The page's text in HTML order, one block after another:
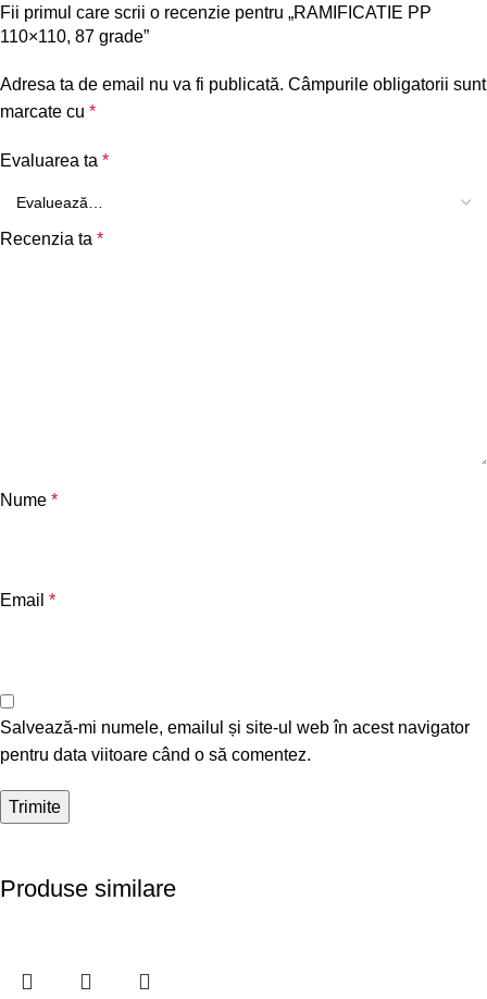
Fii primul care scrii o recenzie pentru „RAMIFICATIE PP
110×110, 87 grade”
Adresa ta de email nu va fi publicată. Câmpurile obligatorii sunt
marcate cu *
Evaluarea ta *
Recenzia ta *
Nume *
Email *
Salvează-mi numele, emailul și site-ul web în acest navigator
pentru data viitoare când o să comentez.
Produse similare